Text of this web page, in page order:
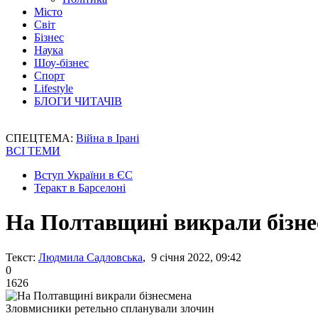
Місто
Світ
Бізнес
Наука
Шоу-бізнес
Спорт
Lifestyle
БЛОГИ ЧИТАЧІВ
СПЕЦТЕМА: Війна в Ірані
ВСІ ТЕМИ
Вступ України в ЄС
Теракт в Барселоні
На Полтавщині викрали
Текст: Людмила Садловська, 9 січня 2022, 09:42
0
1626
Зловмисники ретельно спланували злочин